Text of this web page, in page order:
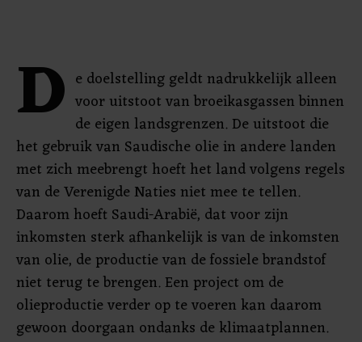
D e doelstelling geldt nadrukkelijk alleen
voor uitstoot van broeikasgassen binnen
de eigen landsgrenzen. De uitstoot die
het gebruik van Saudische olie in andere landen
met zich meebrengt hoeft het land volgens regels
van de Verenigde Naties niet mee te tellen.
Daarom hoeft Saudi-Arabië, dat voor zijn
inkomsten sterk afhankelijk is van de inkomsten
van olie, de productie van de fossiele brandstof
niet terug te brengen. Een project om de
olieproductie verder op te voeren kan daarom
gewoon doorgaan ondanks de klimaatplannen.